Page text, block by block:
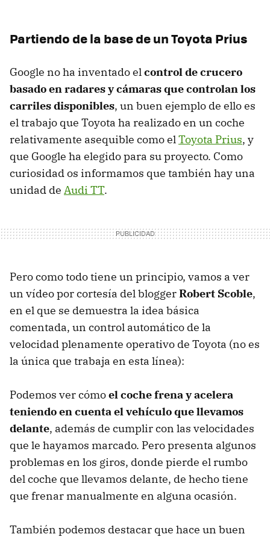
Partiendo de la base de un Toyota Prius
Google no ha inventado elcontrol de crucero
basado en radares y cámaras que controlan los
carriles disponibles, un buen ejemplo de ello es
el trabajo que Toyota ha realizado en un coche
relativamente asequible como elToyota Prius, y
que Google ha elegido para su proyecto. Como
curiosidad os informamos que también hay una
unidad de Audi TT.
Pero como todo tiene un principio, vamos a ver
un vídeo por cortesía del bloggerRobert Scoble,
en el que se demuestra la idea básica
comentada, un control automático de la
velocidad plenamente operativo de Toyota (no es
la única que trabaja en esta línea):
Podemos ver cómoel coche frena y acelera
teniendo en cuenta el vehículo que llevamos
delante, además de cumplir con las velocidades
que le hayamos marcado. Pero presenta algunos
problemas en los giros, donde pierde el rumbo
del coche que llevamos delante, de hecho tiene
que frenar manualmente en alguna ocasión.
También podemos destacar que hace un buen